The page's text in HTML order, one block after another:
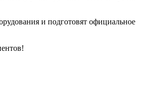
и подготовят официальное